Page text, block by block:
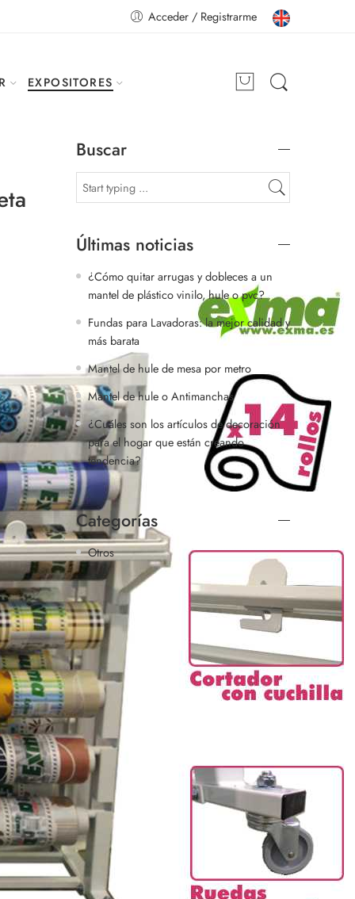
Acceder / Registrarme
EXPOSITORES
Buscar
Últimas noticias
¿Cómo quitar arrugas y dobleces a un
mantel de plástico vinilo, hule o pvc?
Fundas para Lavadoras: la mejor calidad y
más barata
Mantel de hule de mesa por metro
Mantel de hule o Antimanchas
¿Cuáles son los artículos de decoración
para el hogar que están creando
tendencia?
Categorías
Otros